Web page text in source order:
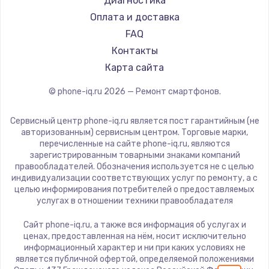
Ремонт смартфонов HTC
Ремонт смартфонов Blackmagic
Ремонт смартфонов Nothing
Ремонт смартфонов iQOO
LeEco
OnePlus
teXet
Motorola
Sharp
Elephone
Google
Vertu
Tp-Link
Nubia
Land Rover
Acer
Оплата и доставка
FAQ
Контакты
Карта сайта
© phone-iq.ru 2026 — Ремонт смартфонов.
Сервисный центр phone-iq.ru является пост гарантийным (не
авторизованным) сервисным центром. Торговые марки,
перечисленные на сайте phone-iq.ru, являются
зарегистрированным товарными знаками компаний
правообладателей. Обозначения используется не с целью
индивидуализации соответствующих услуг по ремонту, а с
целью информирования потребителей о предоставляемых
услугах в отношении техники правообладателя
Сайт phone-iq.ru, а также вся информация об услугах и
ценах, предоставленная на нём, носит исключительно
информационный характер и ни при каких условиях не
является публичной офертой, определяемой положениями